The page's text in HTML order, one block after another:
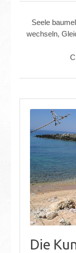
Seele
wechseln,
Die